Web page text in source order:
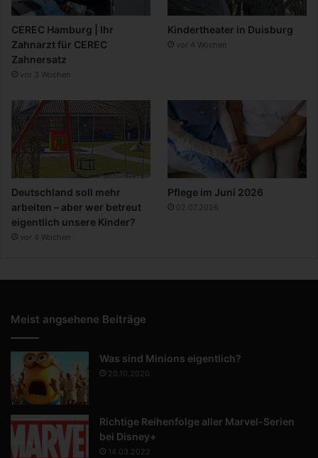
CEREC Hamburg | Ihr
Zahnarzt für CEREC
Zahnersatz
vor 3 Wochen
Kindertheater in Duisburg
vor 4 Wochen
Deutschland soll mehr
arbeiten – aber wer betreut
eigentlich unsere Kinder?
vor 4 Wochen
Pflege im Juni 2026
02.07.2026
Meist angsehene Beiträge
Was sind Minions eigentlich?
20.10.2020
Richtige Reihenfolge aller Marvel-Serien
bei Disney+
14.03.2022